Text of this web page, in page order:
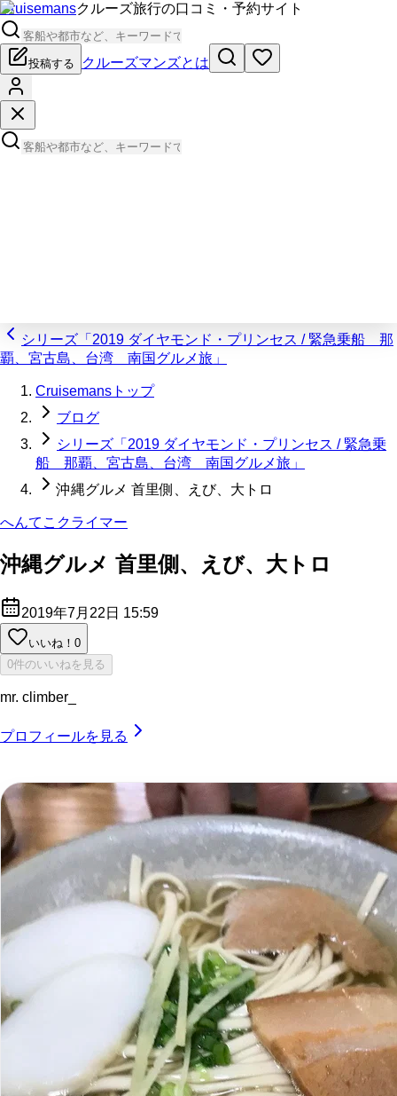
Cruisemansクルーズ旅行の口コミ・予約サイト
投稿する クルーズマンズとは
シリーズ「2019 ダイヤモンド・プリンセス / 緊急乗船 那
覇、宮古島、台湾 南国グルメ旅」
Cruisemansトップ
ブログ
シリーズ「2019 ダイヤモンド・プリンセス / 緊急乗
船 那覇、宮古島、台湾 南国グルメ旅」
沖縄グルメ 首里側、えび、大トロ
へんてこクライマー
沖縄グルメ 首里側、えび、大トロ
2019年7月22日 15:59
いいね！ 0
0件のいいねを見る
mr. climber_
プロフィールを見る